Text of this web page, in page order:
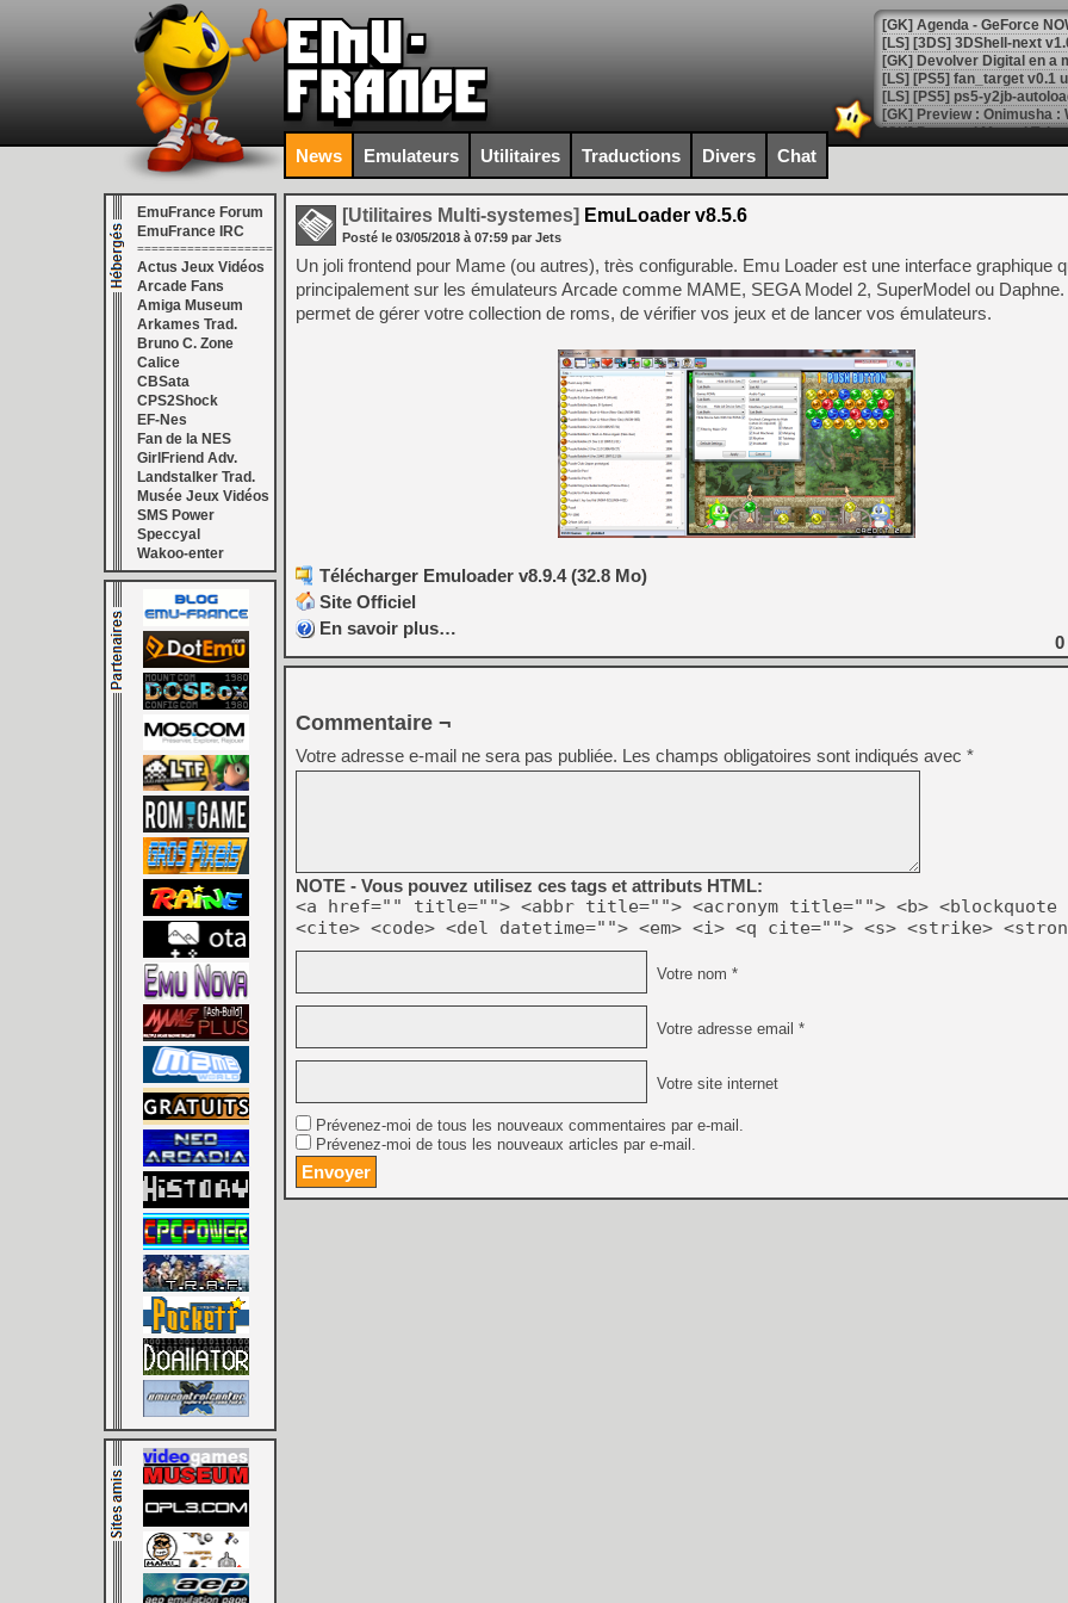
[GK] Agenda - GeForce
[GK] Devolver Digital en a
[LS] [PS5] ps5-y2jb-
[GK] Pourquoi Marvel
[GK] Test : Restory : Chill
[GK] GTA 6 : Rockstar
[GK] Hot Wheels Infinite
[GK] Mémoire cash -
[GK] Résultats Nintendo :
[GK] Déjà des
[Mo5] Brickboy cherche à
[GK] Minecraft et ses «
[GK] Beast of
[GK] Ubisoft : fin de partie
[GK] Mémoire cash -
[GK] Dan Houser (GTA)
[GK] Comment EA Sports
[GK] Crimson Moon : un
[GK] Isle of Reveries : le
[GK] Moonlighter 2 : The
[GK] Capcom relance
[Mo5] Deux inédits du
[GK] Le beat'em up The
[GK] Endless Legend 2 :
[LS] [PS5] Le WebKit
[GK] Oubliez Crazy Taxi,
[LS] [Switch] NSZ 5.0.0
[GK] No More Room in
News Emulateurs Utilitaires Traductions Divers Chat
EmuFrance Forum
EmuFrance IRC
===================
Actus Jeux Vidéos
Arcade Fans
Amiga Museum
Arkames Trad.
Bruno C. Zone
Calice
CBSata
CPS2Shock
EF-Nes
Fan de la NES
GirlFriend Adv.
Landstalker Trad.
Musée Jeux Vidéos
SMS Power
Speccyal
Wakoo-enter
[Utilitaires Multi-systemes] EmuLoader v8.5.6
Posté le 03/05/2018 à 07:59 par Jets
Un joli frontend pour Mame (ou autres), très configurable. Emu Loader est une interface graphique
principalement sur les émulateurs Arcade comme MAME, SEGA Model 2, SuperModel ou
permet de gérer votre collection de roms, de vérifier vos jeux et de lancer vos émulateurs.
Télécharger Emuloader v8.9.4 (32.8 Mo)
Site Officiel
En savoir plus…
0
Commentaire ¬
Votre adresse e-mail ne sera pas publiée. Les champs obligatoires sont indiqués avec *
NOTE - Vous pouvez utilisez ces tags et attributs HTML:
<a href="" title=""> <abbr title=""> <acronym title=""> <b> <blockquote
<cite> <code> <del datetime=""> <em> <i> <q cite=""> <s> <strike>
Votre nom *
Votre adresse email *
Votre site internet
Prévenez-moi de tous les nouveaux commentaires par e-mail.
Prévenez-moi de tous les nouveaux articles par e-mail.